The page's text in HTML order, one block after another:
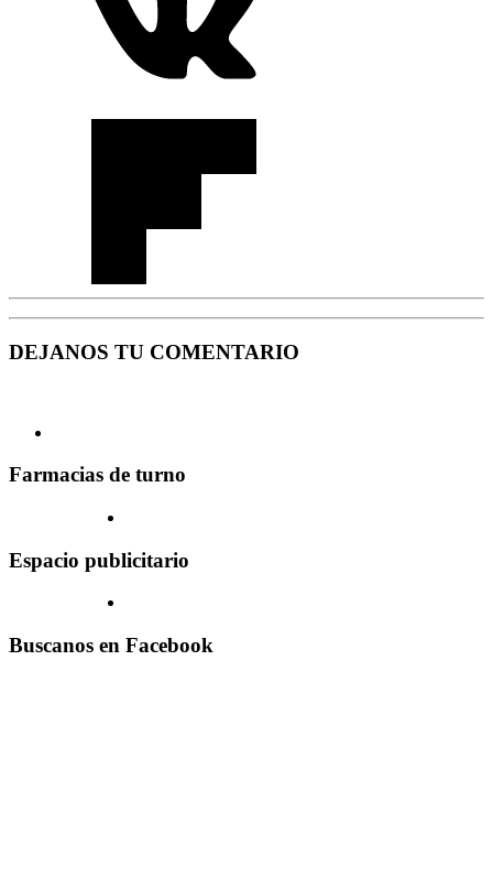
DEJANOS TU COMENTARIO
Farmacias de turno
Espacio publicitario
Buscanos en Facebook